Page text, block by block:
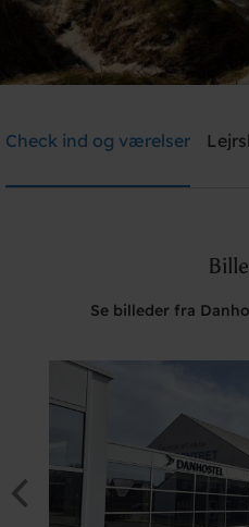
Brug for hjælp? Ring+45 9732 2455
Check ind og værelser
Se billeder fra